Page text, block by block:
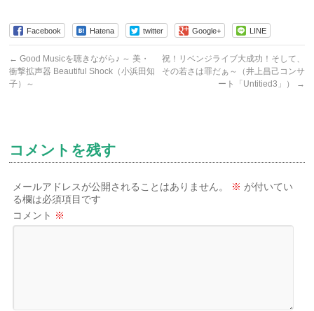
Facebook Hatena twitter Google+ LINE
← Good Musicを聴きながら♪ ～ 美・
衝撃拡声器 Beautiful Shock（小浜田知
子）～
祝！リベンジライブ大成功！そして、
その若さは罪だぁ～（井上昌己コンサ
ート「Untitied3」）
→
コメントを残す
メールアドレスが公開されることはありません。 ※ が付いてい
る欄は必須項目です
コメント ※